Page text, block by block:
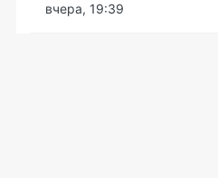
вчера, 19:39